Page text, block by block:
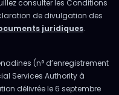
consulter les Conditions
de divulgation des
juridiques.
(n° d’enregistrement
Services Authority à
délivrée le 6 septembre